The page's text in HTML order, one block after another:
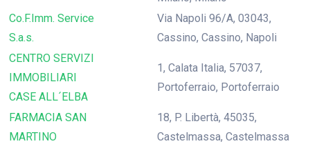
Co.F.Imm. Service
S.a.s.
Via Napoli 96/A, 03043,
Cassino, Cassino, Napoli
CENTRO SERVIZI
IMMOBILIARI
CASE ALL´ELBA
1, Calata Italia, 57037,
Portoferraio, Portoferraio
FARMACIA SAN
MARTINO
18, P. Libertà, 45035,
Castelmassa, Castelmassa